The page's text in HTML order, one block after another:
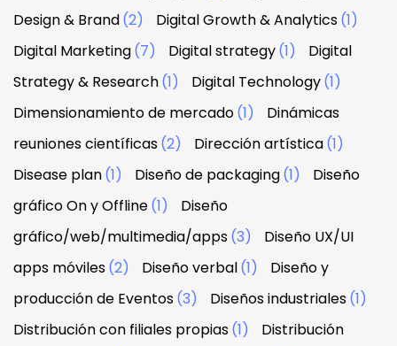
Design & Brand(2) Digital Growth & Analytics(1)
Digital Marketing(7) Digital strategy(1)
Digital
Strategy & Research(1) Digital Technology(1)
Dimensionamiento de mercado(1)
Dinámicas
reuniones científicas(2) Dirección artística(1)
Disease plan(1) Diseño de packaging(1)
Diseño
gráfico On y Offline(1)
Diseño
gráfico/web/multimedia/apps(3)
Diseño UX/UI
apps móviles(2) Diseño verbal(1)
Diseño y
producción de Eventos(3) Diseños industriales(1)
Distribución con filiales propias(1)
Distribución